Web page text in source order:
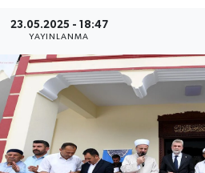
23.05.2025 - 18:47
YAYINLANMA